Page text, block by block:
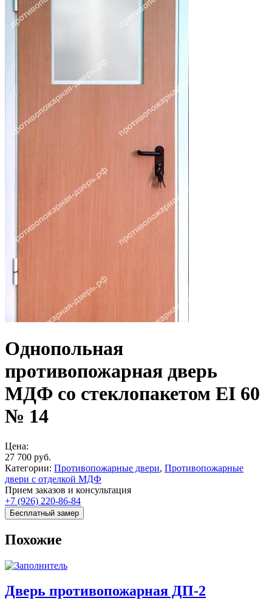
Однопольная
противопожарная дверь
МДФ со стеклопакетом EI 60
№ 14
Цена:
27 700 руб.
Категории: Противопожарные двери, Противопожарные
двери с отделкой МДФ
Прием заказов и консультация
+7 (926) 220-86-84
Бесплатный замер
Похожие
Дверь противопожарная ДП-2